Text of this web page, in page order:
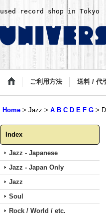
used record shop in Tokyo
ご利用方法 送料 / 代
Home > Jazz > A B C D E F G >
Index
Jazz - Japanese
Jazz - Japan Only
Jazz
Soul
Rock / World / etc.